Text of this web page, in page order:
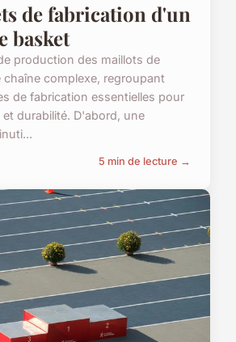
de fabrication d'un
basket
production des maillots de
chaîne complexe, regroupant
de fabrication essentielles pour
durabilité. D'abord, une
5 min de lecture →